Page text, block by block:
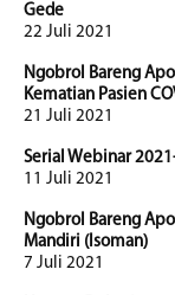
Gede
22 Juli 2021
Ngobrol Bareng
Kematian Pasien
21 Juli 2021
Serial Webinar
11 Juli 2021
Ngobrol Bareng
Mandiri (Isoman)
7 Juli 2021